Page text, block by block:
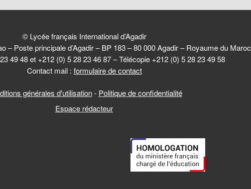
© Lycée français International d’Agadir
– Poste principale d’Agadir – BP 183 – 80 000 Agadir – Royaume du Maroc
49 48 et +212 (0) 5 28 23 46 87 – Télécopie +212 (0) 5 28 23 49 58
Contact mail : formulaire de contact
générales d'utilisation- Politique de confidentialité
Espace rédacteur